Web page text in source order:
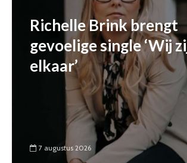
Richelle Brink brengt
gevoelige single ‘Wij
elkaar’
7 augustus 2026